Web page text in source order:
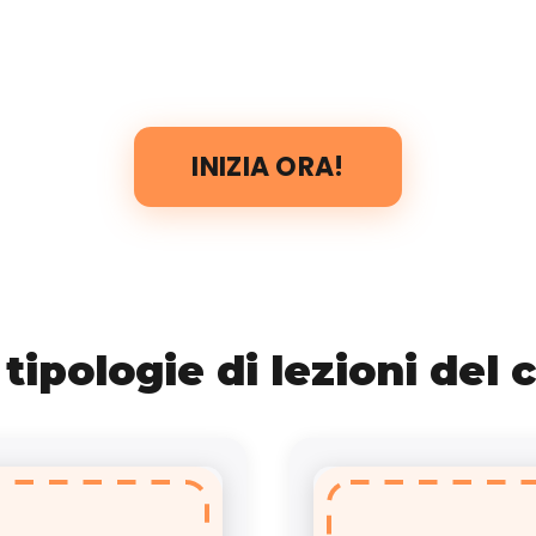
INIZIA ORA!
tipologie di lezioni del